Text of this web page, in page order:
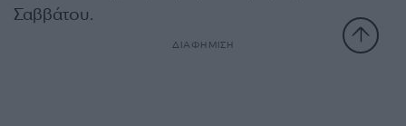
Σαββάτου.
ΔΙΑΦΗΜΙΣΗ